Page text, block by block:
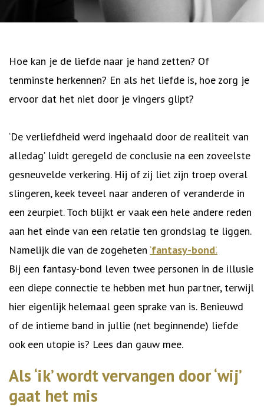
Hoe kan je de liefde naar je hand zetten? Of
tenminste herkennen? En als het liefde is, hoe zorg je
ervoor dat het niet door je vingers glipt?
‘De verliefdheid werd ingehaald door de realiteit van
alledag’ luidt geregeld de conclusie na een zoveelste
gesneuvelde verkering. Hij of zij liet zijn troep overal
slingeren, keek teveel naar anderen of veranderde in
een zeurpiet. Toch blijkt er vaak een hele andere reden
aan het einde van een relatie ten grondslag te liggen.
Namelijk die van de zogeheten ‘fantasy-bond’.
Bij een fantasy-bond leven twee personen in de illusie
een diepe connectie te hebben met hun partner, terwijl
hier eigenlijk helemaal geen sprake van is. Benieuwd
of de intieme band in jullie (net beginnende) liefde
ook een utopie is? Lees dan gauw mee.
Als ‘ik’ wordt vervangen door ‘wij’
gaat het mis